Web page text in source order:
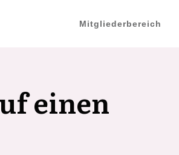
Mitgliederbereich
einen